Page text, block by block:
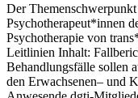
Der
Psychotherapeut*innen
Psychotherapie von
Leitlinien Inhalt:
Behandlungsfälle sollen
den Erwachsenen– und